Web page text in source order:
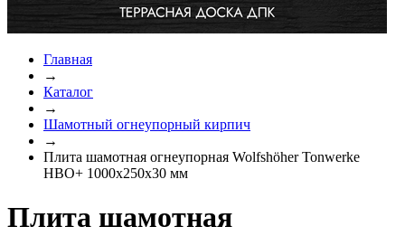
Главная
→
Каталог
→
Шамотный огнеупорный кирпич
→
Плита шамотная огнеупорная Wolfshöher Tonwerke
HBO+ 1000х250х30 мм
Плита шамотная